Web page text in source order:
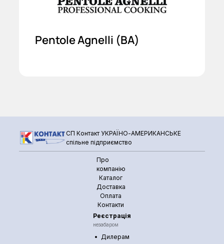
Pentole Agnelli (ВА)
СП Контакт УКРАЇНО-АМЕРИКАНСЬКЕ
спільне підприємство
Про
компанію
Каталог
Доставка
Оплата
Контакти
Реєстрація
незабаром
Дилерам